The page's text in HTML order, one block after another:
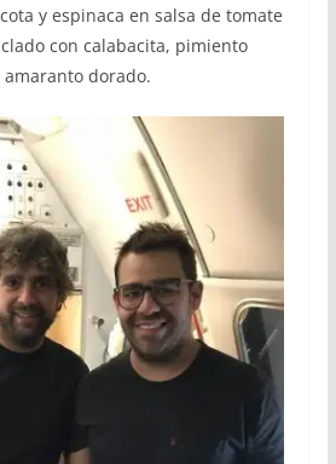
y espinaca en salsa de tomate
con calabacita, pimiento
dorado.